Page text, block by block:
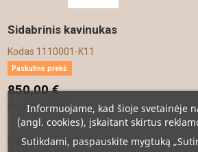
Sidabrinis kavinukas
Kodas 1110001-K11
Paskutinė prekė
850,00 €
Su mokesčiais
Elegantiškas ir dailus sidabro kavinukas/
Informuojame, kad šioje svetainėje
(angl. cookies), įskaitant skirtus
Sutikdami, paspauskite mygtuką